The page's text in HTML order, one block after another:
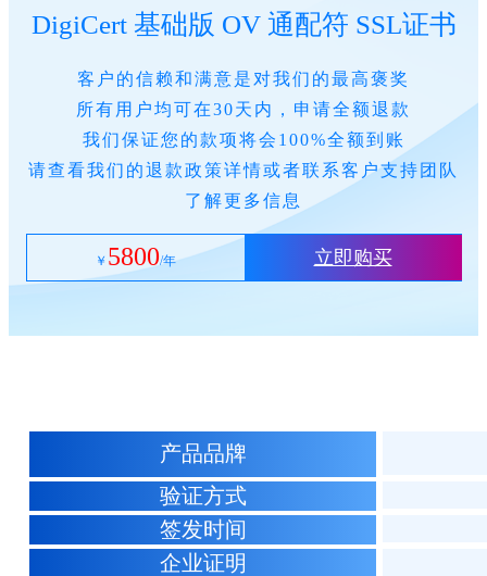
DigiCert 基础版 OV 通配符 SSL证书
客户的信赖和满意是对我们的最高褒奖
所有用户均可在30天内，申请全额退款
我们保证您的款项将会100%全额到账
请查看我们的退款政策详情或者联系客户支持团队
了解更多信息
￥ 5800/年 立即购买
产品品牌
验证方式
签发时间
企业证明